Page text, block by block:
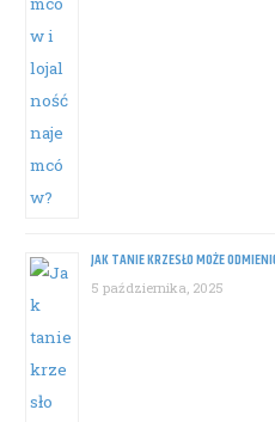
JAK TANIE KRZESŁO MOŻE
5 października, 2025